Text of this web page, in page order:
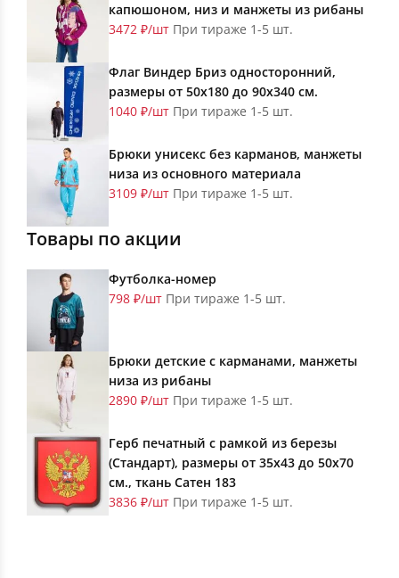
капюшоном, низ и манжеты из рибаны
3472 ₽/шт При тираже 1-5 шт.
Флаг Виндер Бриз односторонний,
размеры от 50х180 до 90х340 см.
1040 ₽/шт При тираже 1-5 шт.
Брюки унисекс без карманов, манжеты
низа из основного материала
3109 ₽/шт При тираже 1-5 шт.
Товары по акции
Футболка-номер
798 ₽/шт При тираже 1-5 шт.
Брюки детские с карманами, манжеты
низа из рибаны
2890 ₽/шт При тираже 1-5 шт.
Герб печатный с рамкой из березы
(Стандарт), размеры от 35х43 до 50х70
см., ткань Сатен 183
3836 ₽/шт При тираже 1-5 шт.